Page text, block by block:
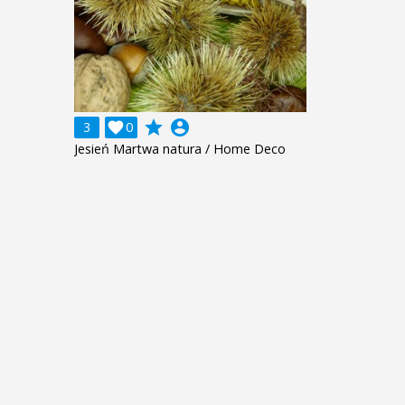
3 0
 grade account_circle
Jesień Martwa natura / Home Deco